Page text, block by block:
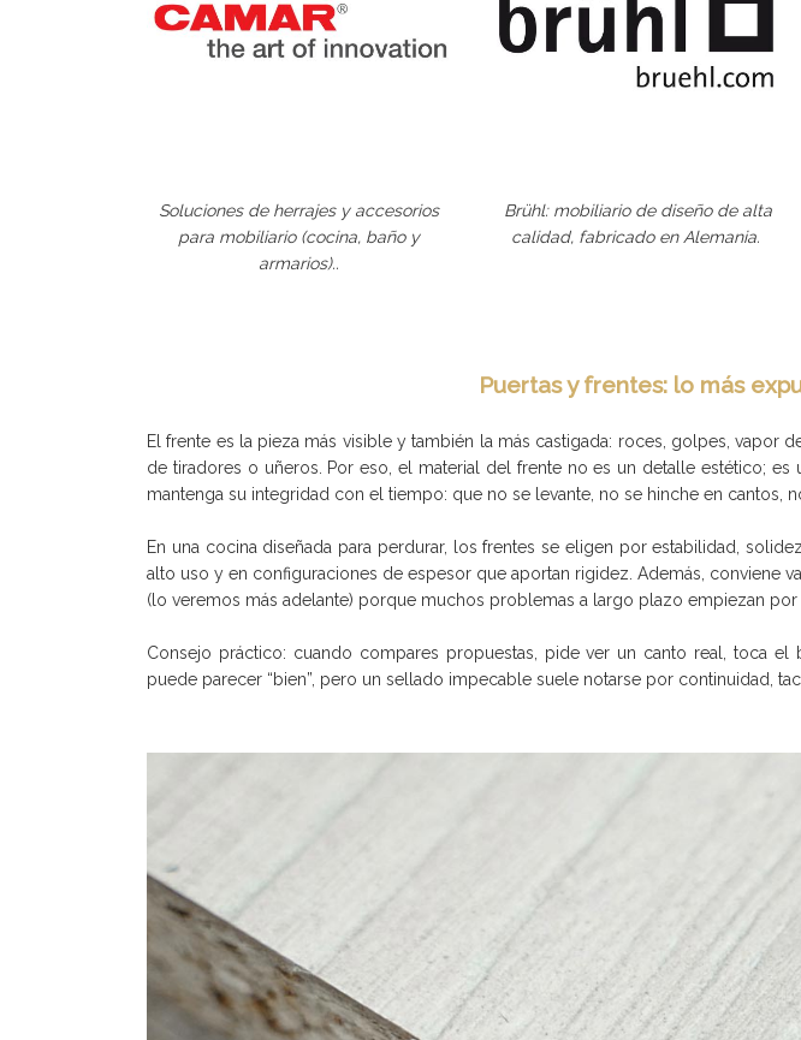
Soluciones de herrajes y accesorios
para mobiliario (cocina, baño y
armarios)..
Brühl: mobiliario de diseño de alta
calidad, fabricado en Alemania.
Puertas y frentes: lo más
El frente es la pieza más visible y también la más castigada: roces, golpes,
de tiradores o uñeros. Por eso, el material del frente no es un detalle estético;
mantenga su integridad con el tiempo: que no se levante, no se hinche en cantos,
En una cocina diseñada para perdurar, los frentes se eligen por estabilidad,
alto uso y en configuraciones de espesor que aportan rigidez. Además, conviene
(lo veremos más adelante) porque muchos problemas a largo plazo empiezan
Consejo práctico: cuando compares propuestas, pide ver un canto real, toca
puede parecer “bien”, pero un sellado impecable suele notarse por continuidad,